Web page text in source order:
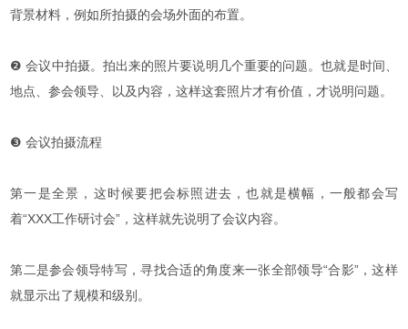
背景材料，例如所拍摄的会场外面的布置。
❷ 会议中拍摄。拍出来的照片要说明几个重要的问题。也就是时间、
地点、参会领导、以及内容，这样这套照片才有价值，才说明问题。
❸ 会议拍摄流程
第一是全景，这时候要把会标照进去，也就是横幅，一般都会写
着“XXX工作研讨会”，这样就先说明了会议内容。
第二是参会领导特写，寻找合适的角度来一张全部领导“合影”，这样
就显示出了规模和级别。